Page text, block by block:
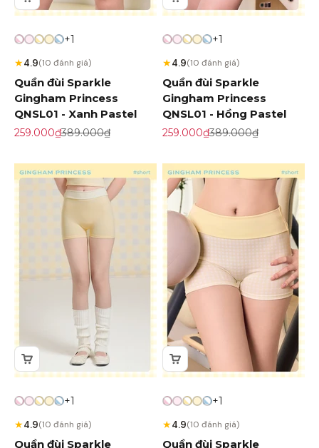
+1
★4.9(10 đánh giá)
Quần đùi Sparkle
Gingham Princess
QNSL01 - Xanh Pastel
Giá khuyến mãi
259.000₫Giá gốc
389.000₫
+1
★4.9(10 đánh giá)
Quần đùi Sparkle
Gingham Princess
QNSL01 - Hồng Pastel
Giá khuyến mãi
259.000₫Giá gốc
389.000₫
+1
★4.9(10 đánh giá)
Quần đùi Sparkle
+1
★4.9(10 đánh giá)
Quần đùi Sparkle